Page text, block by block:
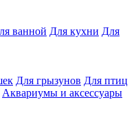
ванной Для кухни Для
Для грызунов Для птиц
Аквариумы и аксессуары